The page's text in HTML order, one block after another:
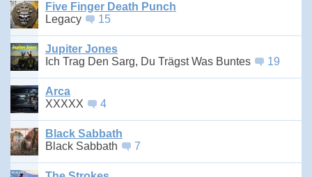
Five Finger Death Punch
Legacy
15
Jupiter Jones
Ich Trag Den Sarg, Du Trägst Was Buntes
19
Arca
XXXXX
4
Black Sabbath
Black Sabbath
7